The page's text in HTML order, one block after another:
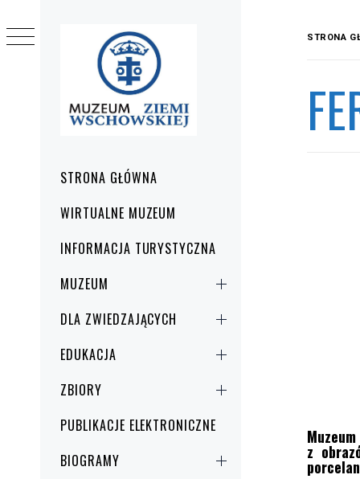
główneSTRONA GŁÓWNA
WIRTUALNE MUZEUM
INFORMACJA TURYSTYCZNA
MUZEUM
DLA ZWIEDZAJĄCYCH
EDUKACJA
ZBIORY
PUBLIKACJE ELEKTRONICZNE
BIOGRAMY
STRONA
z